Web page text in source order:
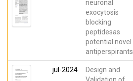
neuronal
exocytosis
blocking
peptidesas
potential novel
antiperspirants
jul-2024
Design and